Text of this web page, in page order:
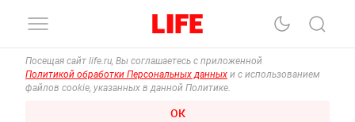
Посещая сайт life.ru, Вы соглашаетесь с приложенной
Политикой обработки Персональных данных и с использованием
файлов cookie, указанных в данной Политике.
ОК